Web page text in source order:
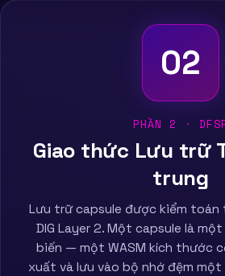
02
PHẦN 2 ·
Giao thức Lưu trữ
trung
Lưu trữ capsule được kiểm toán
DIG Layer 2. Một capsule là
biến — một WASM kích thước
xuất và lưu vào bộ nhớ đệm